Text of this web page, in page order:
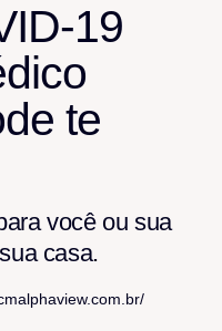
19
te
você ou sua
casa.